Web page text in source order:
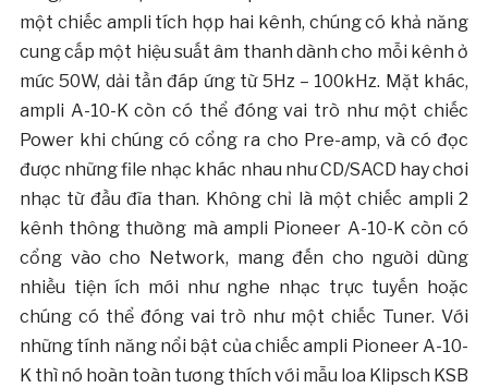
một chiếc ampli tích hợp hai kênh, chúng có khả năng
cung cấp một hiệu suất âm thanh dành cho mỗi kênh ở
mức 50W, dải tần đáp ứng từ 5Hz – 100kHz. Mặt khác,
ampli A-10-K còn có thể đóng vai trò như một chiếc
Power khi chúng có cổng ra cho Pre-amp, và có đọc
được những file nhạc khác nhau như CD/SACD hay chơi
nhạc từ đầu đĩa than. Không chỉ là một chiếc ampli 2
kênh thông thường mà ampli Pioneer A-10-K còn có
cổng vào cho Network, mang đến cho người dùng
nhiều tiện ích mới như nghe nhạc trực tuyến hoặc
chúng có thể đóng vai trò như một chiếc Tuner. Với
những tính năng nổi bật của chiếc ampli Pioneer A-10-
K thì nó hoàn toàn tương thích với mẫu loa Klipsch KSB